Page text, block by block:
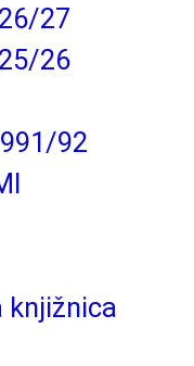
27
26
92
knjižnica